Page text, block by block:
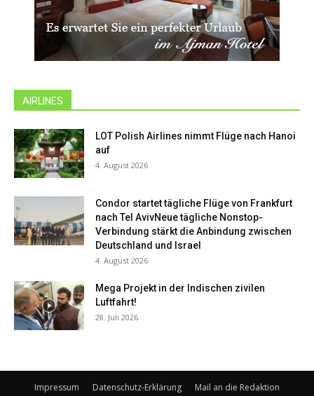
AIRLINES
LOT Polish Airlines nimmt Flüge nach Hanoi
auf
4. August 2026
Condor startet tägliche Flüge von Frankfurt
nach Tel AvivNeue tägliche Nonstop-
Verbindung stärkt die Anbindung zwischen
Deutschland und Israel
4. August 2026
Mega Projekt in der Indischen zivilen
Luftfahrt!
28. Juli 2026
Impressum Datenschutz-Erklärung Mail an die Redaktion